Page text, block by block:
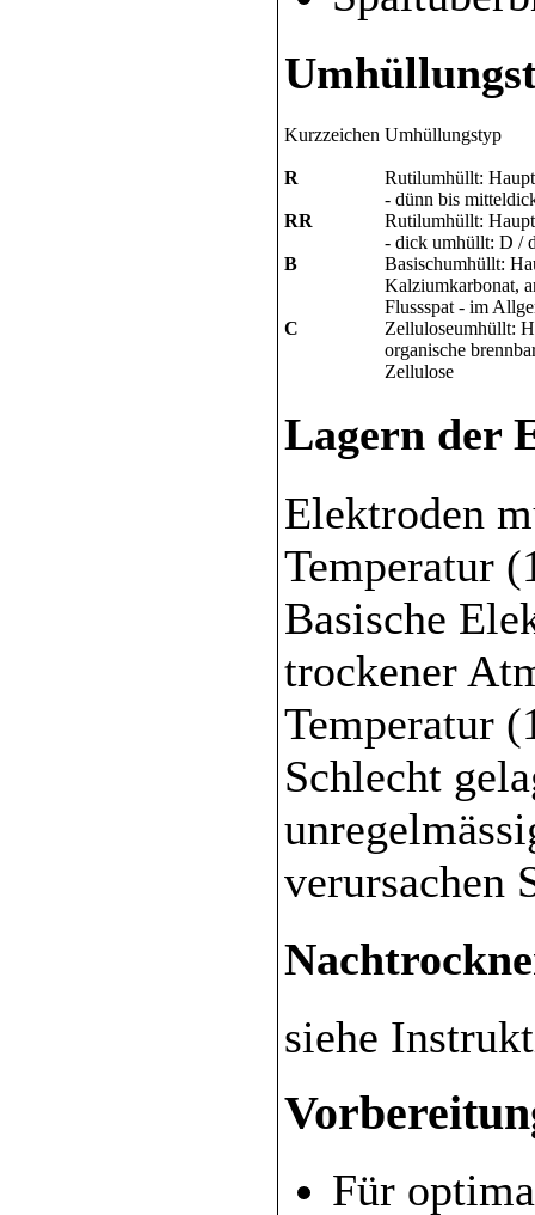
Kurzzeichen Umhüllungstyp
R
Rutilumhüllt:
- dünn bis
RR
Rutilumhüllt:
- dick umhüllt: D /
B
Basischumhüllt:
Kalziumkarbonat,
Flussspat - im
C
Zelluloseumhüllt:
organische
Zellulose
Lagern der
Elektroden
Temperatur
Basische
trockener
Temperatur
Schlecht
verursachen
siehe
Für